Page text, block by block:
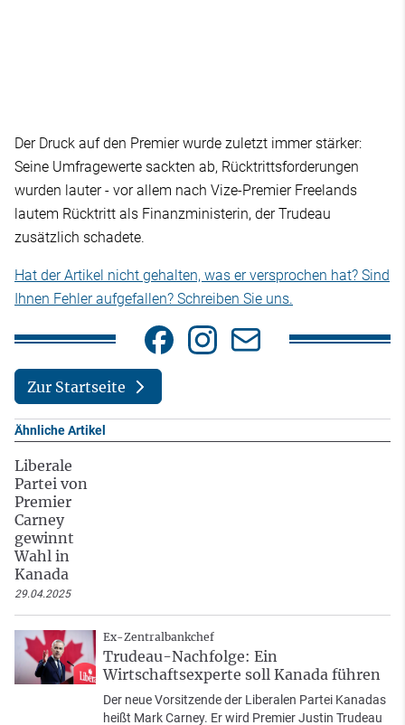
Der Druck auf den Premier wurde zuletzt immer stärker:
Seine Umfragewerte sackten ab, Rücktrittsforderungen
wurden lauter - vor allem nach Vize-Premier Freelands
lautem Rücktritt als Finanzministerin, der Trudeau
zusätzlich schadete.
Hat der Artikel nicht gehalten, was er versprochen hat? Sind
Ihnen Fehler aufgefallen? Schreiben Sie uns.
Zur Startseite
Ähnliche Artikel
Liberale
Partei von
Premier
Carney
gewinnt
Wahl in
Kanada
29.04.2025
Ex-Zentralbankchef
Trudeau-Nachfolge: Ein
Wirtschaftsexperte soll Kanada führen
Der neue Vorsitzende der Liberalen Partei Kanadas
heißt Mark Carney. Er wird Premier Justin Trudeau